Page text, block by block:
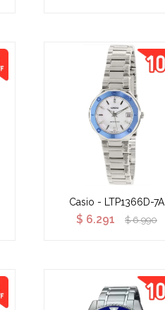
Casio - LTP1366D-7A
$ 6.291 $ 6.990